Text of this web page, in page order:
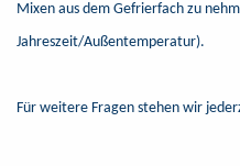
Mixen aus dem Gefrierfach zu
Jahreszeit/Außentemperatur).
Für weitere Fragen stehen wir